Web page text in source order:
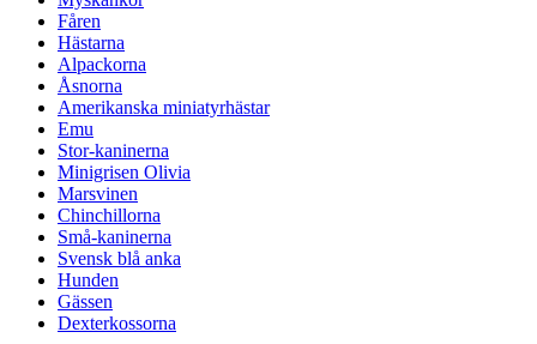
Fåren
Hästarna
Alpackorna
Åsnorna
Amerikanska miniatyrhästar
Emu
Stor-kaninerna
Minigrisen Olivia
Marsvinen
Chinchillorna
Små-kaninerna
Svensk blå anka
Hunden
Gässen
Dexterkossorna